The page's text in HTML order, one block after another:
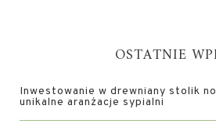
OSTATNIE
Inwestowanie w drewniany stolik
unikalne aranżacje sypialni